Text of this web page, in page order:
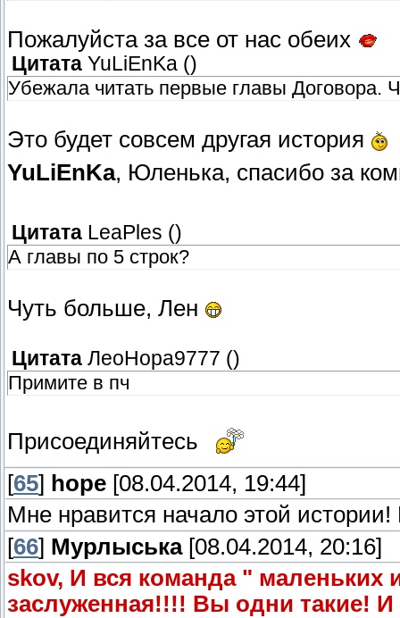
Пожалуйста за все от нас обеих
Цитата YuLiEnKa ()
Убежала читать первые главы Договора.
Это будет совсем другая история
YuLiEnKa, Юленька, спасибо за
Цитата LeaPles ()
А главы по 5 строк?
Чуть больше, Лен
Цитата ЛеоНора9777 ()
Примите в пч
Присоединяйтесь
[65] hope [08.04.2014, 19:44]
Мне нравится начало этой
[66] Мурлыська[08.04.2014, 20:16]
skov, И вся команда "
заслуженная!!!! Вы одни такие! И